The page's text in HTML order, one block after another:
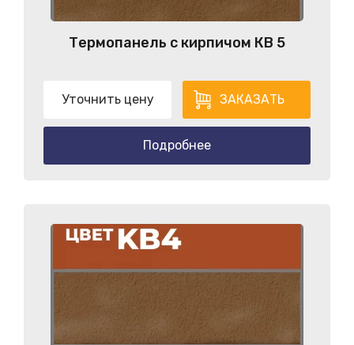
Термопанель с кирпичом КB 5
Уточнить цену ЗАКАЗАТЬ
Подробнее